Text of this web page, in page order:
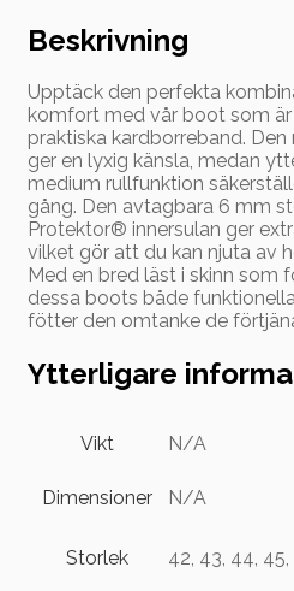
Beskrivning
Upptäck den perfekta
komfort med vår boot som
praktiska kardborreband.
ger en lyxig känsla, medan
medium rullfunktion
gång. Den avtagbara 6 mm
Protektor® innersulan ger
vilket gör att du kan njuta av
Med en bred läst i skinn som
dessa boots både
fötter den omtanke de
Ytterligare
Vikt N/A
Dimensioner N/A
Storlek 42, 43, 44,